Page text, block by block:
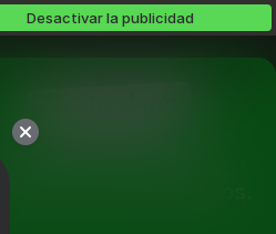
Desactivar la publicidad
Más de 10,000 juegos.